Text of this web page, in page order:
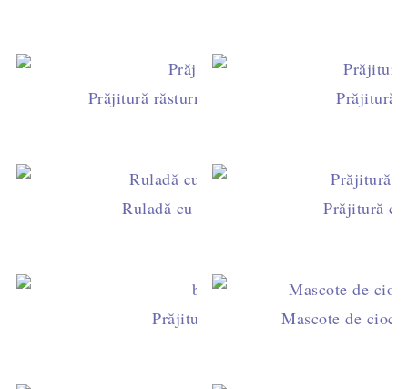
Prăjitură răsturnată cu caise și blat dePrăjitură
Ruladă cu afine şi glazură de ciocolată
Prăjitură
Prăjitura brownie cu trandafiri
Mascote de